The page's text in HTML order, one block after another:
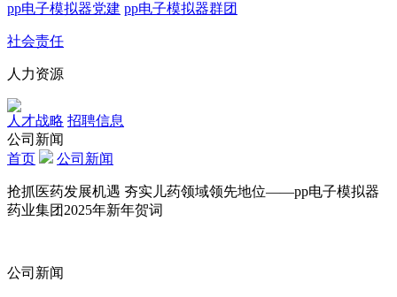
pp电子模拟器党建 pp电子模拟器群团
社会责任
人力资源
人才战略 招聘信息
公司新闻
首页
公司新闻
抢抓医药发展机遇 夯实儿药领域领先地位——pp电子模拟器
药业集团2025年新年贺词
公司新闻